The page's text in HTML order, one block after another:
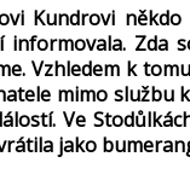
Kundrovi
informovala.
Vzhledem k
mimo službu
Ve
jako